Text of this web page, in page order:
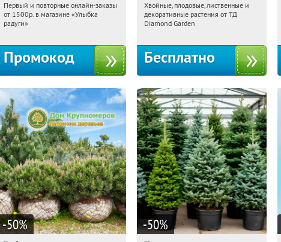
05:36:29 Получили:1
Россия
Первый и повторные онлайн-заказы
от 1500р. в магазине «Улыбка
радуги»
Промокод
05:36:29 Получили:
Выставочная
Хвойные, плодовые, лиственные и
декоративные растения от ТД
Diamond Garden
Бесплатно
-50% -50%